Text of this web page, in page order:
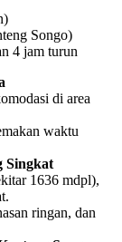
Songo)
4 jam turun
di area
waktu
Singkat
1636 mdpl),
ringan, dan